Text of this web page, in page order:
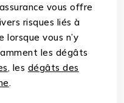
vous offre
risques liés à
lorsque vous n’y
les dégâts
, les dégâts des
.